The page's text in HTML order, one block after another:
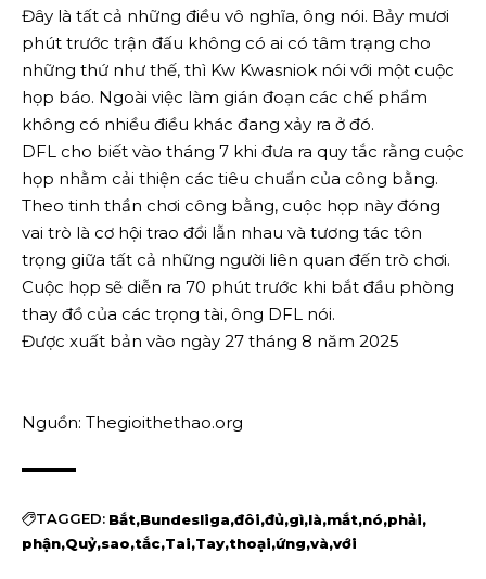
Đây là tất cả những điều vô nghĩa, ông nói. Bảy mươi
phút trước trận đấu không có ai có tâm trạng cho
những thứ như thế, thì Kw Kwasniok nói với một cuộc
họp báo. Ngoài việc làm gián đoạn các chế phẩm
không có nhiều điều khác đang xảy ra ở đó.
DFL cho biết vào tháng 7 khi đưa ra quy tắc rằng cuộc
họp nhằm cải thiện các tiêu chuẩn của công bằng.
Theo tinh thần chơi công bằng, cuộc họp này đóng
vai trò là cơ hội trao đổi lẫn nhau và tương tác tôn
trọng giữa tất cả những người liên quan đến trò chơi.
Cuộc họp sẽ diễn ra 70 phút trước khi bắt đầu phòng
thay đồ của các trọng tài, ông DFL nói.
Được xuất bản vào ngày 27 tháng 8 năm 2025
Nguồn: Thegioithethao.org
TAGGED: Bắt Bundesliga đôi đủ gì là mắt nó phải
phận Quỷ sao tắc Tai Tay thoại ứng và với